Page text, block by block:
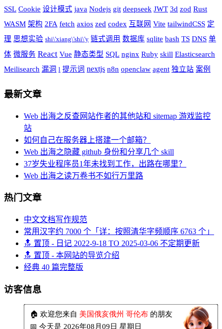
SSL Cookie 设计模式 java Nodejs git deepseek JWT 3d zod Rust
WASM 架构 2FA fetch axios zed codex 互联网 Vite tailwindCSS 定
理 思想实验 shi\'xiang\'shi\'y 链式调用 数据库 sqlite bash TS DNS 单
体 微服务 React Vue 静态类型 SQL nginx Ruby skill Elasticsearch
Meilisearch 漏洞 l 提示词 nextjs n8n openclaw agent 独立站 案例
最新文章
Web 出海之反查网站作者的其他站和 sitemap 游戏监控
站
如何自己在服务器上搭建一个邮箱？
Web 出海之隐藏 github 身份和分享几个 skill
37岁失业程序员1年未找到工作，出路在哪里？
Web 出海之读万卷书不如行万里路
热门文章
中文文档写作规范
常用汉字约 7000 个「详：按照清华字频顺序 6763 个」
🔝 置顶 - 日记 2022-9-18 TO 2025-03-06 不定期更新
🔝 置顶 - 本网站的导览介绍
经典 40 篇完整版
访客信息